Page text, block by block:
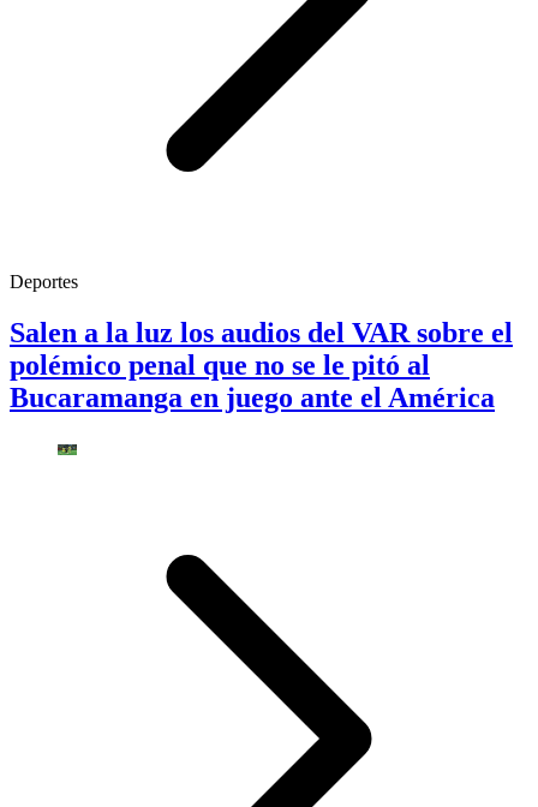
Deportes
Salen a la luz los audios del VAR sobre el
polémico penal que no se le pitó al
Bucaramanga en juego ante el América